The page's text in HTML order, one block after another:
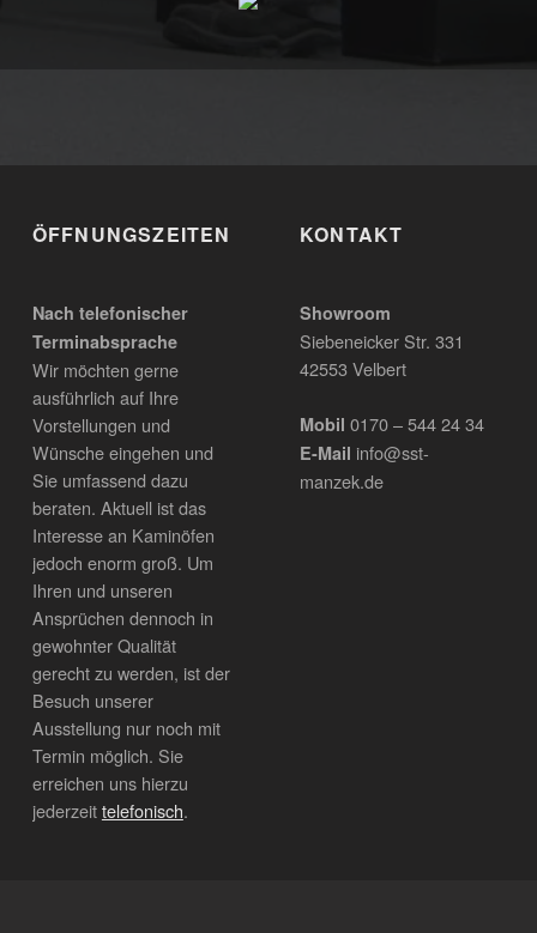
ÖFFNUNGSZEITEN
Nach telefonischer
Terminabsprache
Wir möchten gerne
ausführlich auf Ihre
Vorstellungen und
Wünsche eingehen und
Sie umfassend dazu
beraten. Aktuell ist das
Interesse an Kaminöfen
jedoch enorm groß. Um
Ihren und unseren
Ansprüchen dennoch in
gewohnter Qualität
gerecht zu werden, ist der
Besuch unserer
Ausstellung nur noch mit
Termin möglich. Sie
erreichen uns hierzu
jederzeittelefonisch.
KONTAKT
Showroom
Siebeneicker Str. 331
42553 Velbert
Mobil 0170 – 544 24 34
E-Mail info@sst-
manzek.de